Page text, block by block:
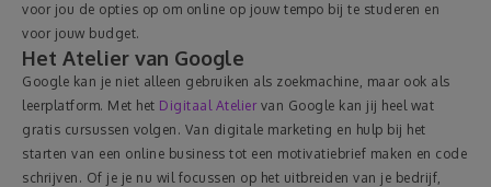
Reviews
Reizen
Geldzaken
voor jou de opties op om online op jouw tempo bij te studeren en
voor jouw budget.
Het Atelier van Google
Google kan je niet alleen gebruiken als zoekmachine, maar ook als
leerplatform. Met het Digitaal Atelier van Google kan jij heel wat
gratis cursussen volgen. Van digitale marketing en hulp bij het
starten van een online business tot een motivatiebrief maken en code
schrijven. Of je je nu wil focussen op het uitbreiden van je bedrijf,